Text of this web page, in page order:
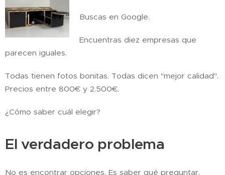
Buscas en Google.
Encuentras diez empresas que
parecen iguales.
Todas tienen fotos bonitas. Todas dicen "mejor calidad".
Precios entre 800€ y 2.500€.
¿Cómo saber cuál elegir?
El verdadero problema
No es encontrar opciones. Es saber qué preguntar.